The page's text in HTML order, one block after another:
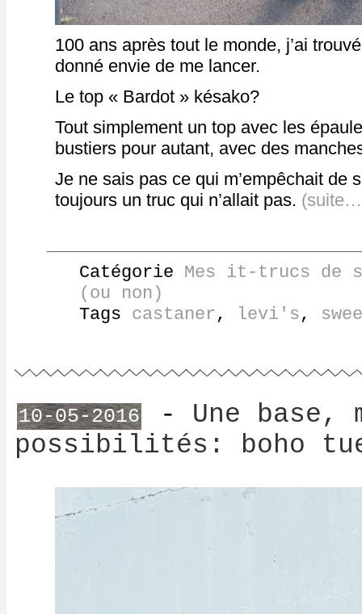
100 ans après tout le monde, j’ai
donné envie de me lancer.
Le top « Bardot » késako?
Tout simplement un top avec les
bustiers pour autant, avec des
Je ne sais pas ce qui m’empêchait de
toujours un truc qui n’allait pas.
Catégorie Mes it-trucs de
(ou non)
Tags castaner, levi's,
10-05-2016 - Une base,
possibilités: boho